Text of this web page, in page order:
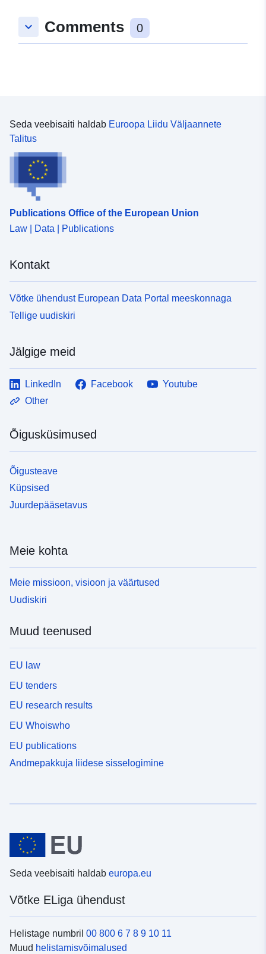
keyboard_arrow_down Comments 0
Seda veebisaiti haldab Euroopa Liidu Väljaannete
Talitus
Publications Office of the European Union
Law | Data | Publications
Kontakt
Võtke ühendust European Data Portal meeskonnaga
Tellige uudiskiri
Jälgige meid
LinkedIn Facebook
Youtube
Other
Õigusküsimused
Õigusteave
Küpsised
Juurdepääsetavus
Meie kohta
Meie missioon, visioon ja väärtused
Uudiskiri
Muud teenused
EU law
EU tenders
EU research results
EU Whoiswho
EU publications
Andmepakkuja liidese sisselogimine
Seda veebisaiti haldab europa.eu
Võtke ELiga ühendust
Helistage numbril 00 800 6 7 8 9 10 11
Muud helistamisvõimalused